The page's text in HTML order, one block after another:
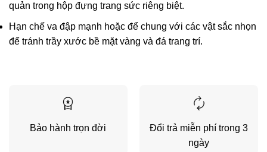
quản trong hộp đựng trang sức riêng biệt.
Hạn chế va đập mạnh hoặc để chung với các vật sắc nhọn
để tránh trầy xước bề mặt vàng và đá trang trí.
Bảo hành trọn đời
Đổi trả miễn phí trong 3
ngày